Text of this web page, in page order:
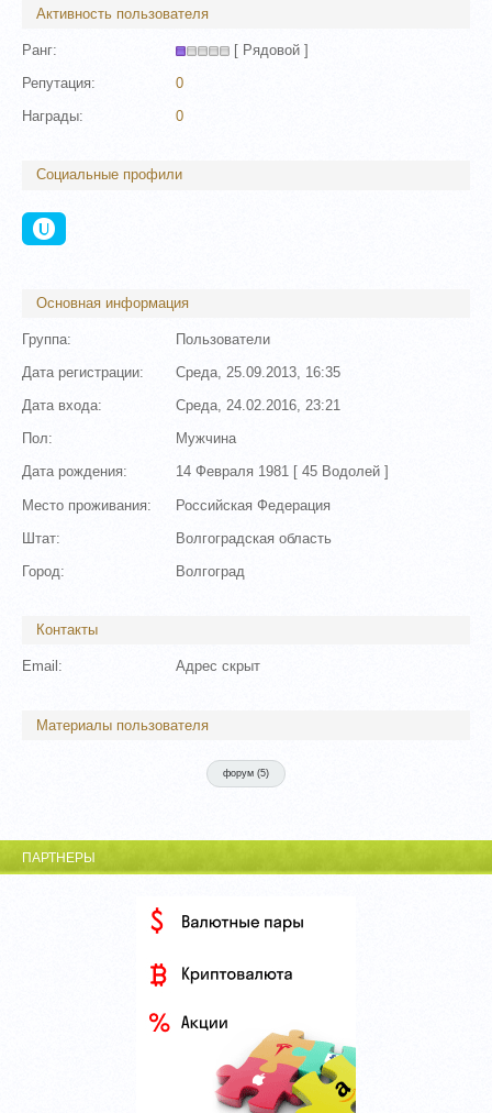
Активность пользователя
Ранг: [ Рядовой ]
Репутация: 0
Награды: 0
Социальные профили
Основная информация
Группа: Пользователи
Дата регистрации: Среда, 25.09.2013, 16:35
Дата входа: Среда, 24.02.2016, 23:21
Пол: Мужчина
Дата рождения: 14 Февраля 1981 [45 Водолей ]
Место проживания: Российская Федерация
Штат: Волгоградская область
Город: Волгоград
Контакты
Email: Адрес скрыт
Материалы пользователя
форум (5)
ПАРТНЕРЫ